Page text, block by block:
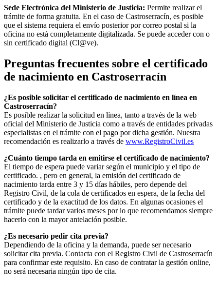
Sede Electrónica del Ministerio de Justicia: Permite realizar el
trámite de forma gratuita. En el caso de Castroserracín, es posible
que el sistema requiera el envío posterior por correo postal si la
oficina no está completamente digitalizada. Se puede acceder con o
sin certificado digital (Cl@ve).
Preguntas frecuentes sobre el certificado
de nacimiento en Castroserracín
¿Es posible solicitar el certificado de nacimiento en línea en
Castroserracín?
Es posible realizar la solicitud en línea, tanto a través de la web
oficial del Ministerio de Justicia como a través de entidades privadas
especialistas en el trámite con el pago por dicha gestión. Nuestra
recomendación es realizarlo a través de www.RegistroCivil.es
¿Cuánto tiempo tarda en emitirse el certificado de nacimiento?
El tiempo de espera puede variar según el municipio y el tipo de
certificado. , pero en general, la emisión del certificado de
nacimiento tarda entre 3 y 15 días hábiles, pero depende del
Registro Civil, de la cola de certificados en espera, de la fecha del
certificado y de la exactitud de los datos. En algunas ocasiones el
trámite puede tardar varios meses por lo que recomendamos siempre
hacerlo con la mayor antelación posible.
¿Es necesario pedir cita previa?
Dependiendo de la oficina y la demanda, puede ser necesario
solicitar cita previa. Contacta con el Registro Civil de Castroserracín
para confirmar este requisito. En caso de contratar la gestión online,
no será necesaria ningún tipo de cita.